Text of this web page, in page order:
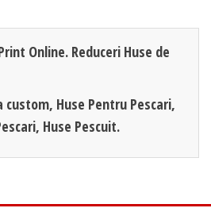
Online. Reduceri Huse de
Huse Pentru Pescari,
Huse Pescuit.